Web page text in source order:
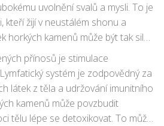
uvolnění svalů a mysli. To je
kteří žijí v neustálém shonu a
horkých kamenů může být tak silný,
spánku a celkovou duševní
přínosů je stimulace
systém je zodpovědný za
látek z těla a udržování imunitního
kamenů může povzbudit
tělu lépe se detoxikovat. To může